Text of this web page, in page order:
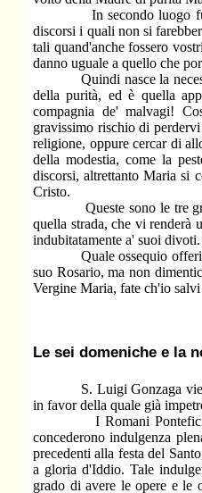
In secondo luogo
discorsi i quali non si
tali quand'anche fossero
danno uguale a quello che
Quindi nasce la
della purità, ed è quella
compagnia de' malvagi!
gravissimo rischio di
religione, oppure cercar di
della modestia, come la
discorsi, altrettanto Maria si
Cristo.
Queste sono le tre grazie
quella strada, che vi renderà
indubitatamente a' suoi divoti.
Quale ossequio offerirete
suo Rosario, ma non
Vergine Maria, fate ch'io
Le sei domeniche e la
S. Luigi Gonzaga viene
in favor della quale già
I Romani Pontefici a
concederono indulgenza
precedenti alla festa del
a gloria d'Iddio. Tale
grado di avere le opere e le